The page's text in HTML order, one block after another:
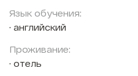
Язык обучения:
английский
Проживание:
отель